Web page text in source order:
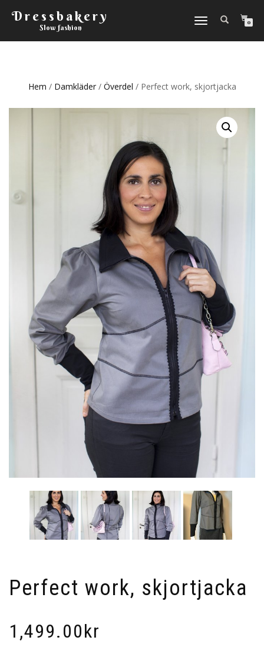
Dressbakery
Slow fashion
Slå
navigering
0
Hem / Damkläder/ Överdel / Perfect work, skjortjacka
Perfect work, skjortjacka
1,499.00kr